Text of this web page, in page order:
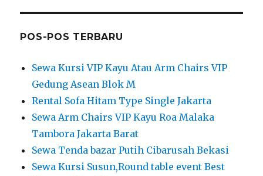
POS-POS TERBARU
Sewa Kursi VIP Kayu Atau Arm Chairs VIP
Gedung Asean Blok M
Rental Sofa Hitam Type Single Jakarta
Sewa Arm Chairs VIP Kayu Roa Malaka
Tambora Jakarta Barat
Sewa Tenda bazar Putih Cibarusah Bekasi
Sewa Kursi Susun,Round table event Best